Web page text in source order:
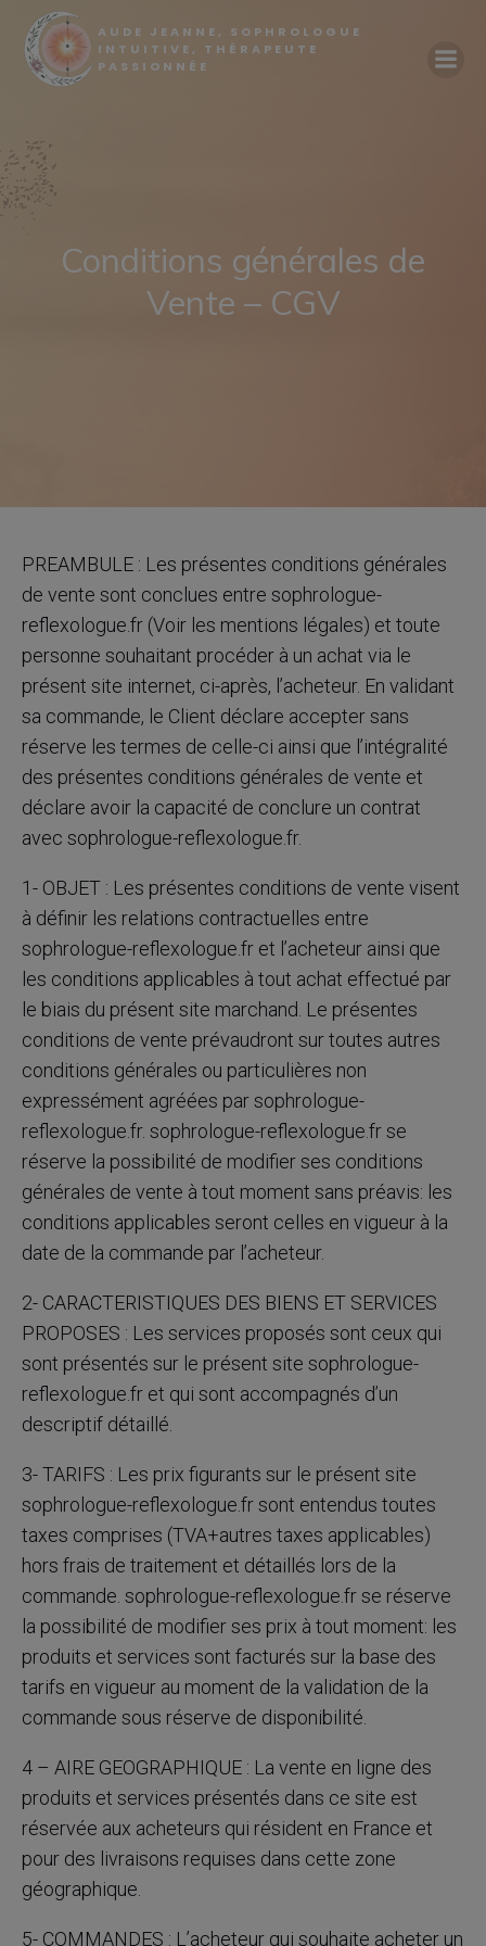
AUDE JEANNE, SOPHROLOGUE
INTUITIVE, THÉRAPEUTE
PASSIONNÉE
Conditions générales de
Vente – CGV
PREAMBULE : Les présentes conditions générales
de vente sont conclues entre sophrologue-
reflexologue.fr (Voir les mentions légales) et toute
personne souhaitant procéder à un achat via le
présent site internet, ci-après, l’acheteur. En validant
sa commande, le Client déclare accepter sans
réserve les termes de celle-ci ainsi que l’intégralité
des présentes conditions générales de vente et
déclare avoir la capacité de conclure un contrat
avec sophrologue-reflexologue.fr.
1- OBJET : Les présentes conditions de vente visent
à définir les relations contractuelles entre
sophrologue-reflexologue.fr et l’acheteur ainsi que
les conditions applicables à tout achat effectué par
le biais du présent site marchand. Le présentes
conditions de vente prévaudront sur toutes autres
conditions générales ou particulières non
expressément agréées par sophrologue-
reflexologue.fr. sophrologue-reflexologue.fr se
réserve la possibilité de modifier ses conditions
générales de vente à tout moment sans préavis: les
conditions applicables seront celles en vigueur à la
date de la commande par l’acheteur.
2- CARACTERISTIQUES DES BIENS ET SERVICES
PROPOSES : Les services proposés sont ceux qui
sont présentés sur le présent site sophrologue-
reflexologue.fr et qui sont accompagnés d’un
descriptif détaillé.
3- TARIFS : Les prix figurants sur le présent site
sophrologue-reflexologue.fr sont entendus toutes
taxes comprises (TVA+autres taxes applicables)
hors frais de traitement et détaillés lors de la
commande. sophrologue-reflexologue.fr se réserve
la possibilité de modifier ses prix à tout moment: les
produits et services sont facturés sur la base des
tarifs en vigueur au moment de la validation de la
commande sous réserve de disponibilité.
4 – AIRE GEOGRAPHIQUE : La vente en ligne des
produits et services présentés dans ce site est
réservée aux acheteurs qui résident en France et
pour des livraisons requises dans cette zone
géographique.
5- COMMANDES : L’acheteur qui souhaite acheter un